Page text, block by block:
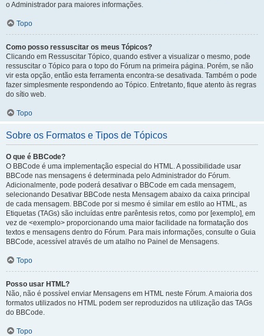
o Administrador para maiores informações.
Topo
Como posso ressuscitar os meus Tópicos?
Clicando em Ressuscitar Tópico, quando estiver a visualizar o mesmo, pode
ressuscitar o Tópico para o topo do Fórum na primeira página. Porém, se não
vir esta opção, então esta ferramenta encontra-se desativada. Também o pode
fazer simplesmente respondendo ao Tópico. Entretanto, fique atento às regras
do sítio web.
Topo
Sobre os Formatos e Tipos de Tópicos
O que é BBCode?
O BBCode é uma implementação especial do HTML. A possibilidade usar
BBCode nas mensagens é determinada pelo Administrador do Fórum.
Adicionalmente, pode poderá desativar o BBCode em cada mensagem,
selecionando Desativar BBCode nesta Mensagem abaixo da caixa principal
de cada mensagem. BBCode por si mesmo é similar em estilo ao HTML, as
Etiquetas (TAGs) são incluídas entre parêntesis retos, como por [exemplo], em
vez de <exemplo> proporcionando uma maior facilidade na formatação dos
textos e mensagens dentro do Fórum. Para mais informações, consulte o Guia
BBCode, acessível através de um atalho no Painel de Mensagens.
Topo
Posso usar HTML?
Não, não é possível enviar Mensagens em HTML neste Fórum. A maioria dos
formatos utilizados no HTML podem ser reproduzidos na utilização das TAGs
do BBCode.
Topo